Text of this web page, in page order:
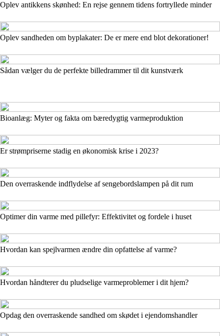
Oplev antikkens skønhed: En rejse gennem tidens fortryllede minder
Oplev sandheden om byplakater: De er mere end blot dekorationer!
Sådan vælger du de perfekte billedrammer til dit kunstværk
Bioanlæg: Myter og fakta om bæredygtig varmeproduktion
Er strømpriserne stadig en økonomisk krise i 2023?
Den overraskende indflydelse af sengebordslampen på dit rum
Optimer din varme med pillefyr: Effektivitet og fordele i huset
Hvordan kan spejlvarmen ændre din opfattelse af varme?
Hvordan håndterer du pludselige varmeproblemer i dit hjem?
Opdag den overraskende sandhed om skødet i ejendomshandler